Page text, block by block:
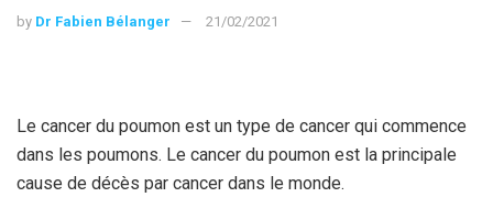
by Dr Fabien Bélanger 21/02/2021
Le cancer du poumon est un type de cancer qui commence
dans les poumons. Le cancer du poumon est la principale
cause de décès par cancer dans le monde.